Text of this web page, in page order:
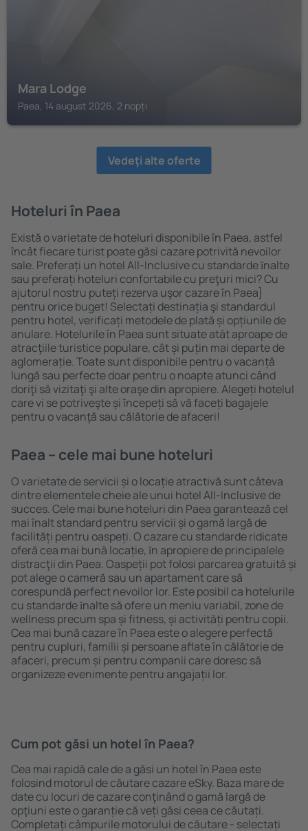
Mara Lodge
Paea, 14 august 2026, 2 nopți
Vedeţi alte oferte
Hoteluri în Paea
Există o varietate de hoteluri disponibile în Paea, astfel
încât fiecare turist poate găsi cazare potrivită nevoilor
sale. Preferați un hotel All-Inclusive cu standarde ȋnalte
sau preferați hoteluri confortabile cu preţuri mici? Cu
ajutorul nostru puteți rezerva uşor cazare în Paea}
pentru orice buget! Selectați destinația şi standardul
pentru hotel, verificați metodele de plată și opțiunile de
anulare. Hotelurile în Paea sunt situate atât aproape de
atracţiile turistice populare, cât și puțin mai departe de
aglomerație. Toate sunt disponibile pentru o vacanță
lungă sau perfecte doar pentru o noapte atunci când
doriţi să vizitaţi şi alte oraşe din apropiere. Alegeți hotelul
care vi se potriveşte și începeți să vă faceți bagajele
pentru o vacanţă sau călătorie de afaceri!
Paea – cele mai bune hoteluri
O varietate de servicii și o locație atractivă sunt câteva
dintre elementele cheie ale unui hotel All-Inclusive de
succes. Cele mai bune hoteluri din Paea garantează cel
mai înalt standard pentru servicii și o gamă largă de
facilități pentru oaspeți. O cazare cu standarde ridicate
oferă cea mai bună locație, ȋn apropiere de principalele
distracţii din Paea. Oaspeții pot folosi parcarea gratuită și
pot alege o cameră sau un apartament care să
corespundă perfect nevoilor lor. Este posibil ca hotelurile
cu standarde ȋnalte să ofere un meniu variabil, zone de
wellness precum spa și fitness, și activități pentru copii.
Cea mai bună cazare în Paea este o alegere perfectă
pentru cupluri, familii și persoane aflate în călătorie de
afaceri, precum și pentru companii care doresc să
organizeze evenimente pentru angajații lor.
Cum pot găsi un hotel în Paea?
Cea mai rapidă cale de a găsi un hotel în Paea este
folosind motorul de căutare cazare eSky. Baza mare de
date cu locuri de cazare conţinând o gamă largă de
opţiuni este o garanție că veți găsi ceea ce căutați.
Completați câmpurile motorului de căutare - selectați